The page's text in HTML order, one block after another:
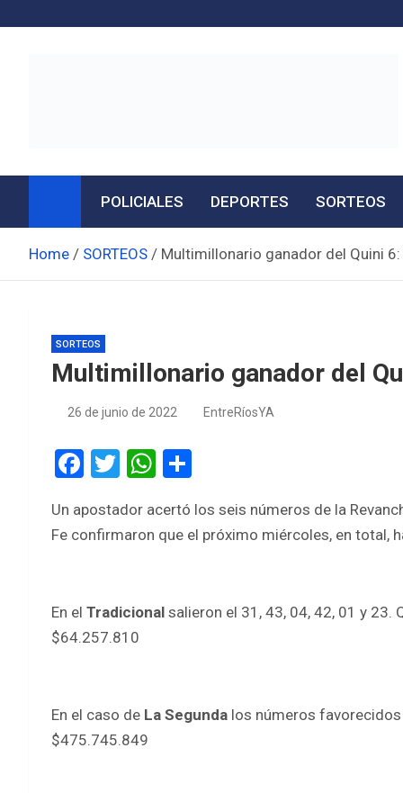
Noticias de Entre Ríos
POLICIALES DEPORTES SORTEOS
Home SORTEOS Multimillonario ganador del Quini
SORTEOS
Multimillonario ganador del
26 de junio de 2022 EntreRíosYA
F
ce
b
o
k
T
tt
er
W
at
s
p
ar
e
Un apostador acertó los seis números de la
Fe confirmaron que el próximo miércoles, en total,
En el Tradicional salieron el 31, 43, 04, 42, 01 y 23.
$64.257.810
En el caso de La Segunda los números favorecidos
$475.745.849